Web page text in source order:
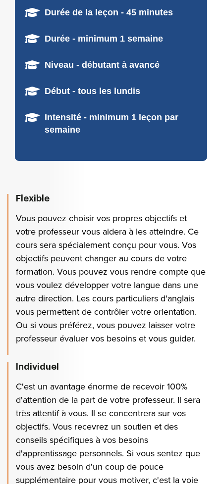
Durée de la leçon - 45 minutes
Durée - minimum 1 semaine
Niveau - débutant à avancé
Début - tous les lundis
Intensité - minimum 1 leçon par
semaine
Flexible
Vous pouvez choisir vos propres objectifs et
votre professeur vous aidera à les atteindre. Ce
cours sera spécialement conçu pour vous. Vos
objectifs peuvent changer au cours de votre
formation. Vous pouvez vous rendre compte que
vous voulez développer votre langue dans une
autre direction. Les cours particuliers d'anglais
vous permettent de contrôler votre orientation.
Ou si vous préférez, vous pouvez laisser votre
professeur évaluer vos besoins et vous guider.
Individuel
C'est un avantage énorme de recevoir 100%
d'attention de la part de votre professeur. Il sera
très attentif à vous. Il se concentrera sur vos
objectifs. Vous recevrez un soutien et des
conseils spécifiques à vos besoins
d'apprentissage personnels. Si vous sentez que
vous avez besoin d'un coup de pouce
supplémentaire pour vous motiver, c'est la voie